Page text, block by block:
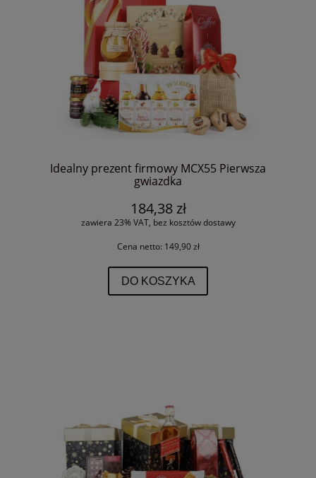
Idealny prezent firmowy MCX55 Pierwsza
gwiazdka
184,38 zł
zawiera 23% VAT, bez kosztów dostawy
Cena netto: 149,90 zł
DO KOSZYKA